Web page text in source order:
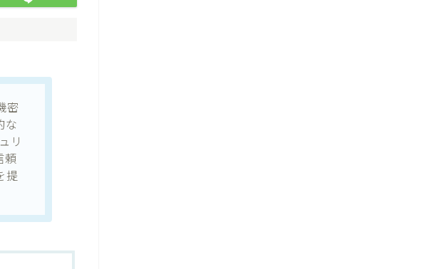
密
な
リ
頼
提